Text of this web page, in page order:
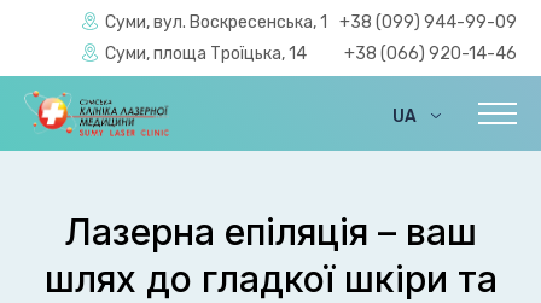
Суми, вул. Воскресенська, 1
+38 (099) 944-99-09
Суми, площа Троїцька, 14
+38 (066) 920-14-46
UA
Лазерна епіляція – ваш
шлях до гладкої шкіри та